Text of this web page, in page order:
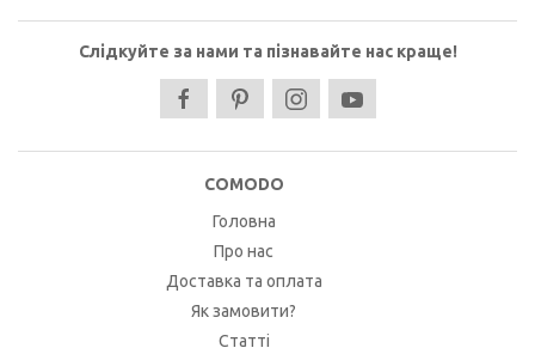
Слідкуйте за нами та пізнавайте нас краще!
COMODO
Головна
Про нас
Доставка та оплата
Як замовити?
Статті